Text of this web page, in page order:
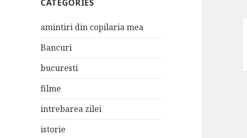
CATEGORIES
amintiri din copilaria mea
Bancuri
bucuresti
filme
intrebarea zilei
istorie